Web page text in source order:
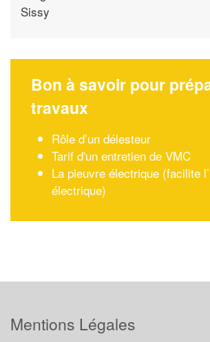
Sissy
Bon à savoir pour
travaux
Rôle d’un délesteur
Tarif d'un entretien de VMC
La pieuvre électrique (facilite
électrique)
Mentions Légales